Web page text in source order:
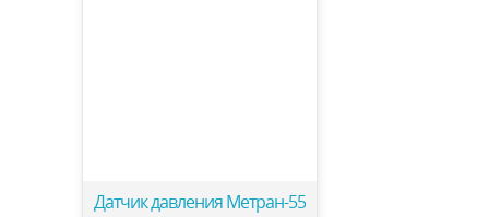
Датчик давления Метран-55